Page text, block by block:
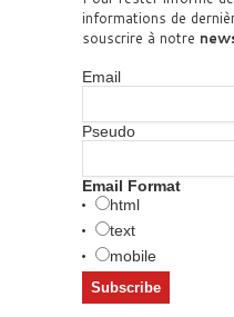
informations de
souscrire à notre
Email
Pseudo
Email Format
html
text
mobile